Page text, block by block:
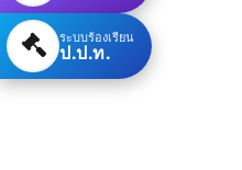
ระบบร้องเรียน
ป.ป.ท.